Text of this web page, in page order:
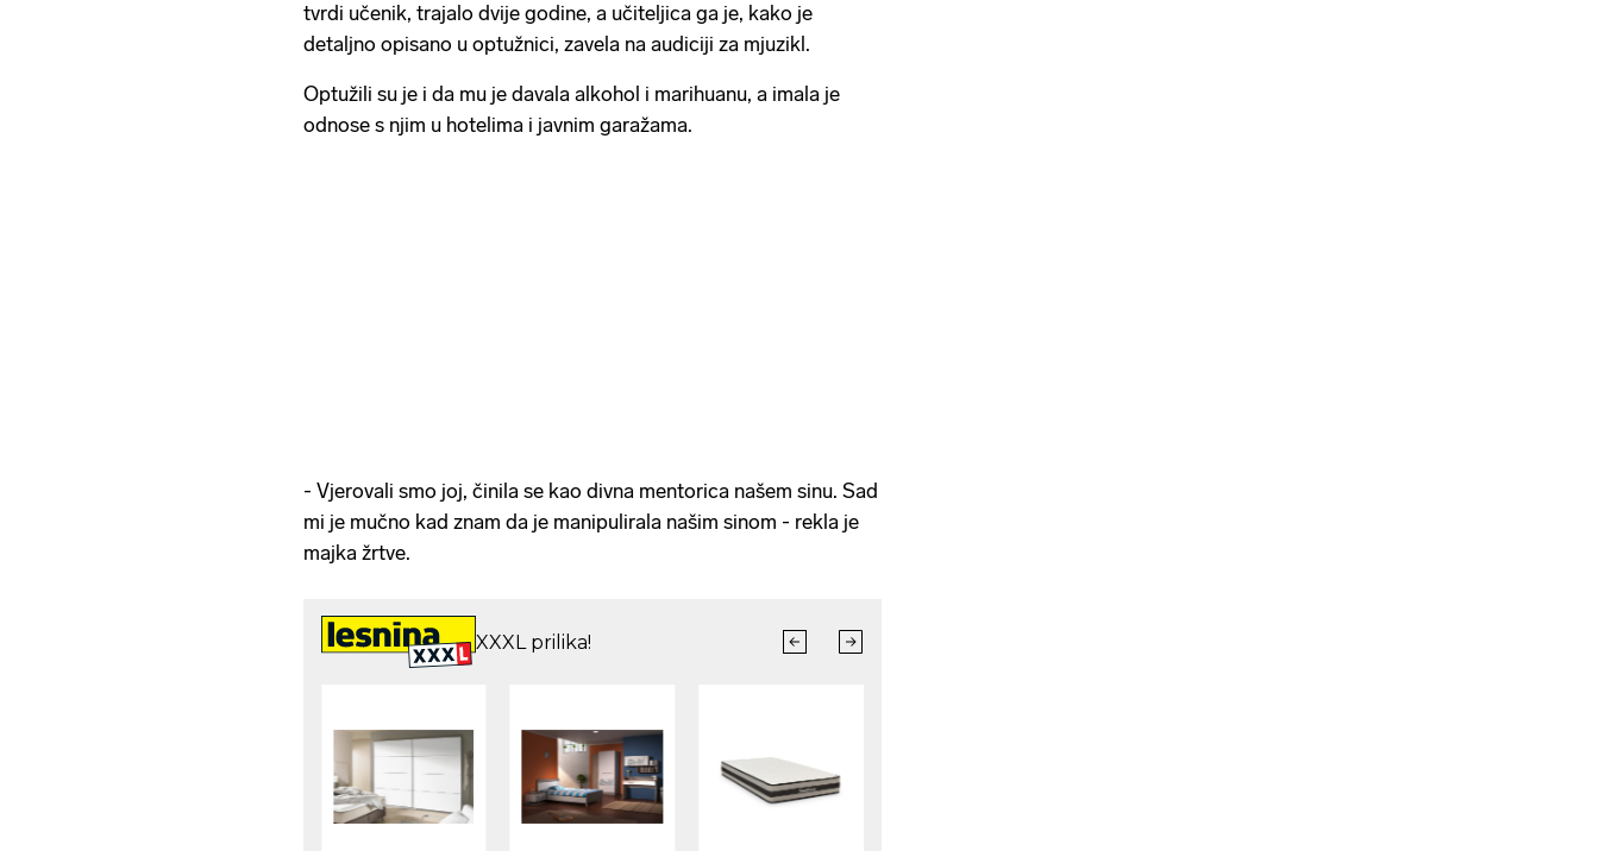
tvrdi učenik, trajalo dvije godine, a učiteljica ga je, kako je
detaljno opisano u optužnici, zavela na audiciji za mjuzikl.
Optužili su je i da mu je davala alkohol i marihuanu, a imala je
odnose s njim u hotelima i javnim garažama.
- Vjerovali smo joj, činila se kao divna mentorica našem sinu. Sad
mi je mučno kad znam da je manipulirala našim sinom - rekla je
majka žrtve.